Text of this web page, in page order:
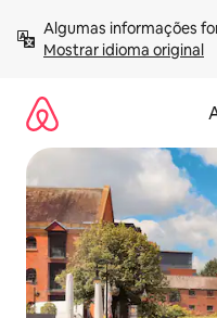
para
Mostrar idioma original